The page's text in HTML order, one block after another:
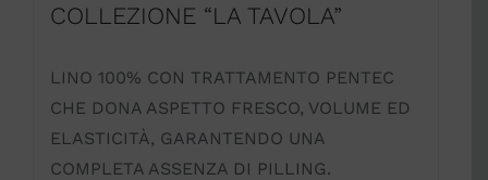
COLLEZIONE “LA TAVOLA”
LINO 100% CON TRATTAMENTO PENTEC
CHE DONA ASPETTO FRESCO, VOLUME ED
ELASTICITÀ, GARANTENDO UNA
COMPLETA ASSENZA DI PILLING.